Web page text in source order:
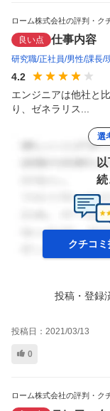
ローム株式会社の評判・ク
良い点 仕事内容
研究職 正社員 男性 課長
4.2
エンジニアは他社と
り、ゼネラリス...
選
続
クチコ
投稿・登録
投稿日： 2021/03/13
0
ローム株式会社の評判・ク